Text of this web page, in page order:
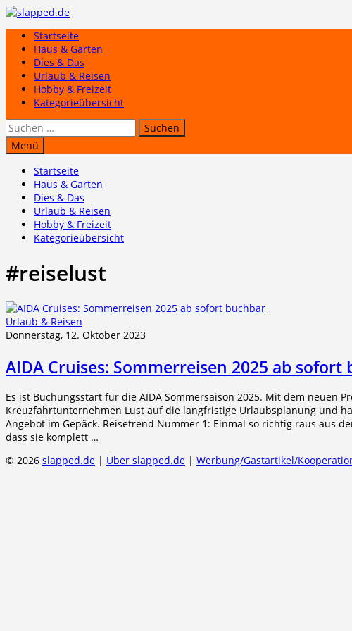
Zum
springenStartseite
Haus & Garten
Dies & Das
Urlaub & Reisen
Hobby & Freizeit
Kategorieübersicht
Suchen
nach:
Menü
Startseite
Haus & Garten
Dies & Das
Urlaub & Reisen
Hobby & Freizeit
Kategorieübersicht
#reiselust
Urlaub & Reisen
Donnerstag, 12. Oktober 2023
AIDA Cruises: Sommerreisen 2025 ab sofort
Es ist Buchungsstart für die AIDA Sommersaison 2025. Mit dem neuen
Kreuzfahrtunternehmen Lust auf die langfristige Urlaubsplanung und
Angebot im Gepäck. Reisetrend Nummer 1: Einmal so richtig raus aus
dass sie komplett …
© 2026 slapped.de | Über slapped.de | Werbung/Gastartikel/